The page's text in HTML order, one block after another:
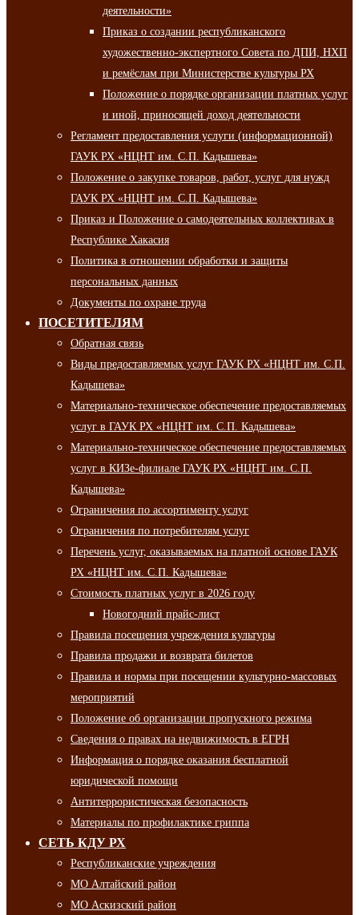
деятельности»
Приказ о создании республиканского
художественно-экспертного Совета по ДПИ, НХП
и ремёслам при Министерстве культуры РХ
Положение о порядке организации платных услуг
и иной, приносящей доход деятельности
Регламент предоставления услуги (информационной)
ГАУК РХ «НЦНТ им. С.П. Кадышева»
Положение о закупке товаров, работ, услуг для нужд
ГАУК РХ «НЦНТ им. С.П. Кадышева»
Приказ и Положение о самодеятельных коллективах в
Республике Хакасия
Политика в отношении обработки и защиты
персональных данных
Документы по охране труда
ПОСЕТИТЕЛЯМ
Обратная связь
Виды предоставляемых услуг ГАУК РХ «НЦНТ им. С.П.
Кадышева»
Материально-техническое обеспечение предоставляемых
услуг в ГАУК РХ «НЦНТ им. С.П. Кадышева»
Материально-техническое обеспечение предоставляемых
услуг в КИЗе-филиале ГАУК РХ «НЦНТ им. С.П.
Кадышева»
Ограничения по ассортименту услуг
Ограничения по потребителям услуг
Перечень услуг, оказываемых на платной основе ГАУК
РХ «НЦНТ им. С.П. Кадышева»
Стоимость платных услуг в 2026 году
Новогодний прайс-лист
Правила посещения учреждения культуры
Правила продажи и возврата билетов
Правила и нормы при посещении культурно-массовых
мероприятий
Положение об организации пропускного режима
Сведения о правах на недвижимость в ЕГРН
Информация о порядке оказания бесплатной
юридической помощи
Антитеррористическая безопасность
Материалы по профилактике гриппа
СЕТЬ КДУ РХ
Республиканские учреждения
МО Алтайский район
МО Аскизский район